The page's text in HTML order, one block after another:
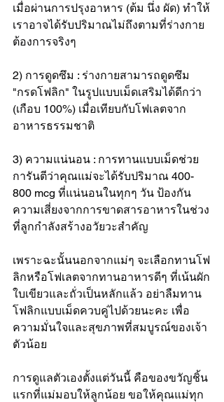
เมื่อผ่านการปรุงอาหาร (ต้ม นึ่ง ผัด) ทำให้
เราอาจได้รับปริมาณไม่ถึงตามที่ร่างกาย
ต้องการจริงๆ
2) การดูดซึม : ร่างกายสามารถดูดซึม
"กรดโฟลิก" ในรูปแบบเม็ดเสริมได้ดีกว่า
(เกือบ 100%) เมื่อเทียบกับโฟเลตจาก
อาหารธรรมชาติ
3) ความแน่นอน : การทานแบบเม็ดช่วย
การันตีว่าคุณแม่จะได้รับปริมาณ 400-
800 mcg ที่แน่นอนในทุกๆ วัน ป้องกัน
ความเสี่ยงจากการขาดสารอาหารในช่วง
ที่ลูกกำลังสร้างอวัยวะสำคัญ
เพราะฉะนั้นนอกจากแม่ๆ จะเลือกทานโฟ
ลิกหรือโฟเลตจากทานอาหารดีๆ ที่เน้นผัก
ใบเขียวและถั่วเป็นหลักแล้ว อย่าลืมทาน
โฟลิกแบบเม็ดควบคู่ไปด้วยนะคะ เพื่อ
ความมั่นใจและสุขภาพที่สมบูรณ์ของเจ้า
ตัวน้อย
การดูแลตัวเองตั้งแต่วันนี้ คือของขวัญชิ้น
แรกที่แม่มอบให้ลูกน้อย ขอให้คุณแม่ทุก